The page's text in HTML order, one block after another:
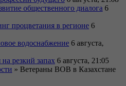
общественного диалога 6
процветания в регионе 6
водоснабжение 6 августа,
резкий запах 6 августа, 21:05
» Ветераны ВОВ в Казахстане